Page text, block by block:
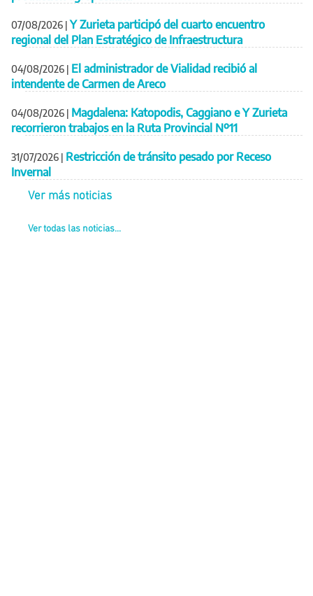
07/08/2026 | Y Zurieta participó del cuarto encuentro
regional del Plan Estratégico de Infraestructura
04/08/2026 | El administrador de Vialidad recibió al
intendente de Carmen de Areco
04/08/2026 | Magdalena: Katopodis, Caggiano e Y Zurieta
recorrieron trabajos en la Ruta Provincial Nº11
31/07/2026 | Restricción de tránsito pesado por Receso
Invernal
Ver más noticias
Ver todas las noticias...